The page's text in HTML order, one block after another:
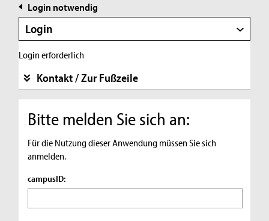
Login notwendig
Login
Login erforderlich
Kontakt / Zur Fußzeile
Bitte melden Sie sich an:
Für die Nutzung dieser Anwendung müssen Sie sich
anmelden.
campusID: